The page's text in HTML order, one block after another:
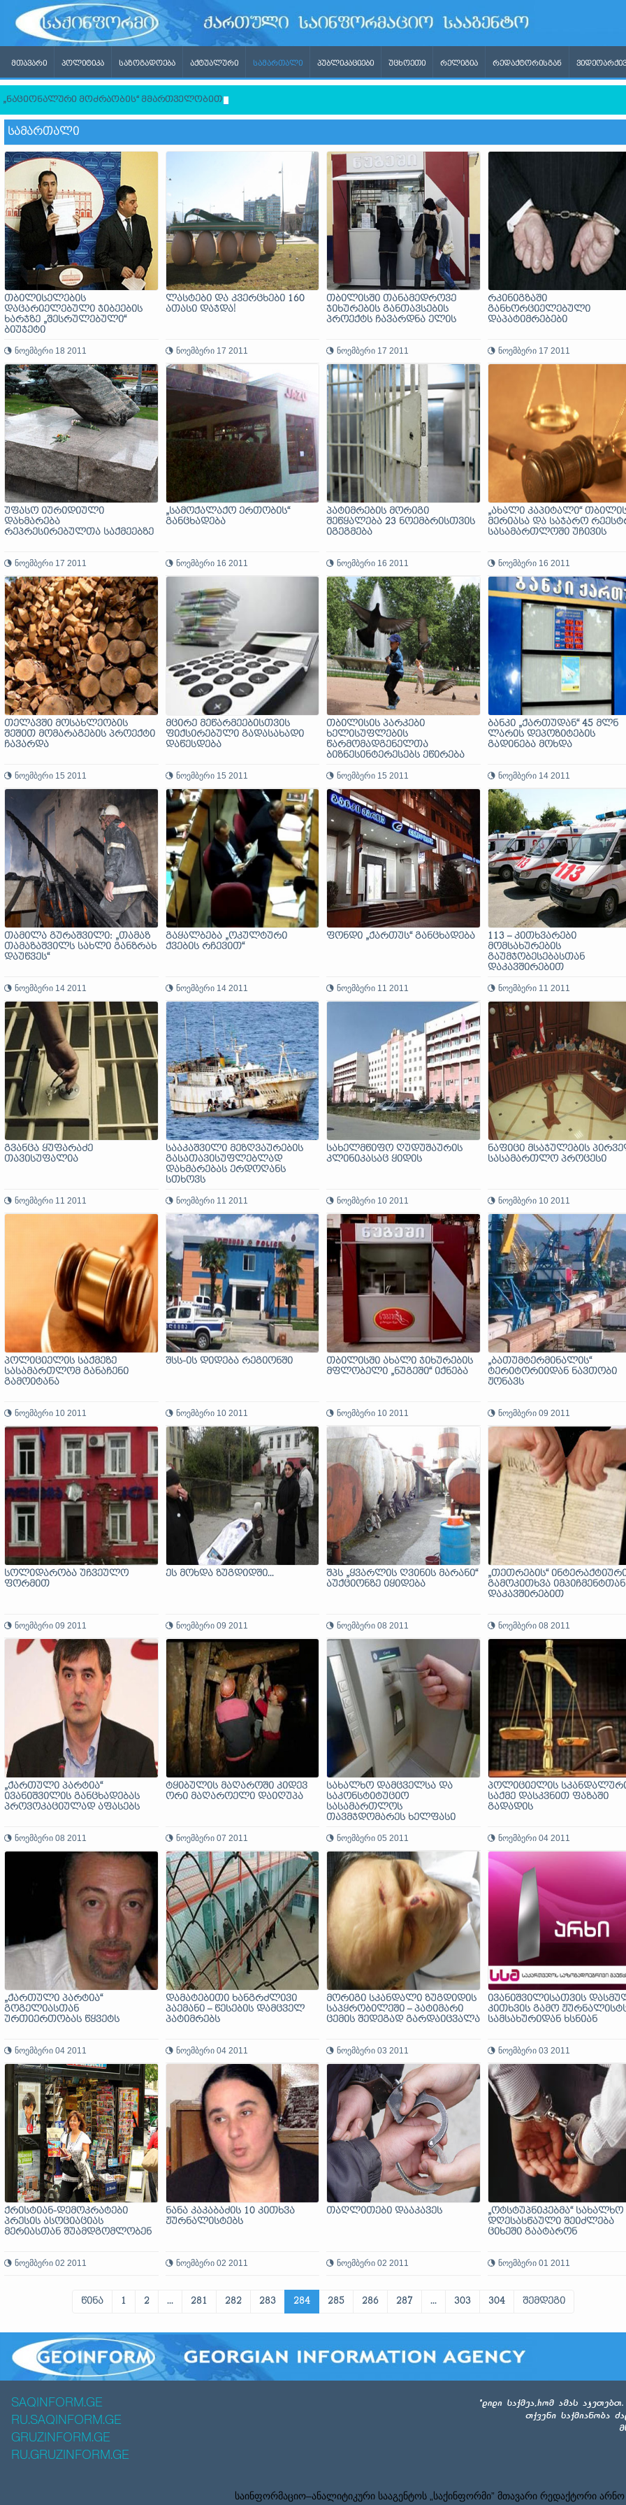
ᲛᲗᲐᲕᲐᲠᲘ ᲞᲝᲚᲘᲢᲘᲙᲐ ᲡᲐᲖᲝᲒᲐᲓᲝᲔᲑᲐ ᲐᲥᲢᲣᲐᲚᲣᲠᲘ ᲡᲐᲛᲐᲠᲗᲐᲚᲘ ᲞᲣᲑᲚᲘᲙᲐᲪᲘᲔᲑᲘ ᲣᲪᲮᲝᲔᲗᲘ ᲠᲔᲚᲘᲒᲘᲐ ᲠᲔᲓᲐᲥᲢᲝᲠᲘᲡᲒᲐᲜ
„ნაციონალური მოძრაობის“ მმართველობითი საბჭოს ხელმძღვანელი ირაკლი ფავლენიშვილი გახდა
ᲡᲐᲛᲐᲠᲗᲐᲚᲘ
თბილისელების
დაცარიელებული ჯიბეების
ხარჯზე „შესრულებული“
ბიუჯეტი
ნოემბერი 18 2011
ლასტები და კვერცხები 160
ათასი დაჯდა!
ნოემბერი 17 2011
თბილისში თანამედროვე
ჯიხურების განთავსების
პროექტს ჩავარდნა ელის
ნოემბერი 17 2011
რკინიგზაში
განხორციელებული
დაპატიმრებები
ნოემბერი 17 2011
უფასო იურიდიული
დახმარება
რეპრესირებულთა საქმეებზე
ნოემბერი 17 2011
„სამოქალაქო ერთობის“
განცხადება
ნოემბერი 16 2011
პატიმრების მორიგი
შეწყალება 23 ნოემბრისთვის
იგეგმება
ნოემბერი 16 2011
„ახალი კაპიტალი“
მერიასა და საჯარო
სასამართლოში უჩივის
ნოემბერი 16 2011
თელავში მოსახლეობის
შეშით მომარაგების პროექტი
ჩავარდა
ნოემბერი 15 2011
მცირე მეწარმეებისთვის
ფიქსირებული გადასახადი
დაწესდება
ნოემბერი 15 2011
თბილისის პარკები
ხელისუფლების
წარმომადგენელთა
ბიზნესინტერესებს ეწირება
ნოემბერი 15 2011
ბანკი „ქართუდან“ 45 მლნ
ლარის დეპოზიტების
გადინება მოხდა
ნოემბერი 14 2011
თამილა გურაშვილი: „თამაზ
თამაზაშვილს სახლი განზრახ
დაუწვეს“
ნოემბერი 14 2011
გაყალბება „ოკულტური
ქვების რჩევით“
ნოემბერი 14 2011
ფონდი „ქართუს“ განცხადება
ნოემბერი 11 2011
113 – კითხვარები
მომსახურების
გაუმჯობესებასთან
დაკავშირებით
ნოემბერი 11 2011
გვანცა ყუფარაძე
თავისუფალია
ნოემბერი 11 2011
სააკაშვილი მეზღვაურების
გასათავისუფლებლად
დახმარებას ერდოღანს
სთხოვს
ნოემბერი 11 2011
სახელმწიფო ღუდუშაურის
კლინიკასაც ყიდის
ნოემბერი 10 2011
ნაფიცი მსაჯულების
სასამართლო პროცესი
ნოემბერი 10 2011
პოლიციელის საქმეზე
სასამართლომ განაჩენი
გამოიტანა
ნოემბერი 10 2011
შსს-ის დიდება რეგიონში
ნოემბერი 10 2011
თბილისში ახალი ჯიხურების
მფლობელი „ნუგეში“ იქნება
ნოემბერი 10 2011
„ბათუმტერმინალის“
ტერიტორიიდან ნავთობი
ჟონავს
ნოემბერი 09 2011
სოლიდარობა უჩვეულო
ფორმით
ნოემბერი 09 2011
ეს მოხდა ზუგდიდში...
ნოემბერი 09 2011
შპს „ყვარლის ღვინის მარანი“
აუქციონზე იყიდება
ნოემბერი 08 2011
„თეთრების“
გამოკითხვა იმპიჩმენტთან
დაკავშირებით
ნოემბერი 08 2011
„ქართული პარტია“
ივანიშვილის განცხადებას
პროვოკაციულად აფასებს
ნოემბერი 08 2011
ტყიბულის მაღაროში კიდევ
ორი მაღაროელი დაიღუპა
ნოემბერი 07 2011
სახალხო დამცველსა და
საკონსტიტუციო
სასამართლოს
თავმჯდომარეს ხელფასი
ნოემბერი 05 2011
პოლიციელის
საქმე დასკვნით ფაზაში
გადადის
ნოემბერი 04 2011
„ქართული პარტია“
გოგელიასთან
ურთიერთობას წყვეტს
ნოემბერი 04 2011
დამატებითი ხანგრძლივი
პაემანი – წესების დამცველ
პატიმრებს
ნოემბერი 04 2011
მორიგი სკანდალი ზუგდიდის
საპყრობილეში – პატიმარი
ცემის შედეგად გარდაიცვალა
ნოემბერი 03 2011
ივანიშვილისათვის
კითხვის გამო
სამსახურიდან ხსნიან
ნოემბერი 03 2011
ქრისტიან-დემოკრატები
პრესის ასოციაციას
მერიასთან შუამდგომლობენ
ნოემბერი 02 2011
ნანა კაკაბაძის 10 კითხვა
ჟურნალისტებს
ნოემბერი 02 2011
თაღლითები დააკავეს
ნოემბერი 02 2011
„ოტსტუპნიკებმა“ სახალხო
დღესასწაული შეიძლება
ციხეში გაატარონ
ნოემბერი 01 2011
წინა 1 2 ... 281 282 283 284 285 286 287 ... 303 304 შემდეგი
SAQINFORM.GE
RU.SAQINFORM.GE
GRUZINFORM.GE
RU.GRUZINFORM.GE
საინფორმაციო–ანალიტიკური სააგენტოს „საქინფორმი” მთავარი რედაქტორი